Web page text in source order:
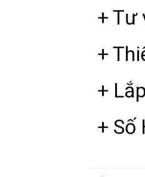
+ Tư
+
+
+ Số